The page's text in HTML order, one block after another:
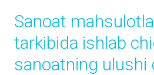
Sanoat
tarkibida ishlab
sanoatning ulushi